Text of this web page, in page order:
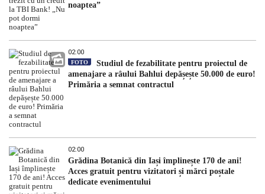
noaptea”
02:00
FOTO
Studiul de fezabilitate pentru proiectul de
amenajare a râului Bahlui depășește 50.000 de euro!
Primăria a semnat contractul
02:00
Grădina Botanică din Iași împlinește 170 de ani!
Acces gratuit pentru vizitatori și mărci poștale
dedicate evenimentului